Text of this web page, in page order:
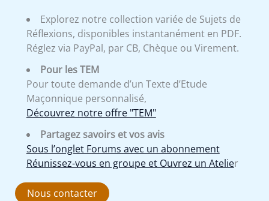
Explorez notre collection variée de Sujets de
Réflexions, disponibles instantanément en PDF.
Réglez via PayPal, par CB, Chèque ou Virement.
Pour les TEM
Pour toute demande d’un Texte d’Etude
Maçonnique personnalisé,
Découvrez notre offre "TEM"
Partagez savoirs et vos avis
Sous l’onglet Forums avec un abonnement
Réunissez-vous en groupe et Ouvrez un Atelier
Nous contacter